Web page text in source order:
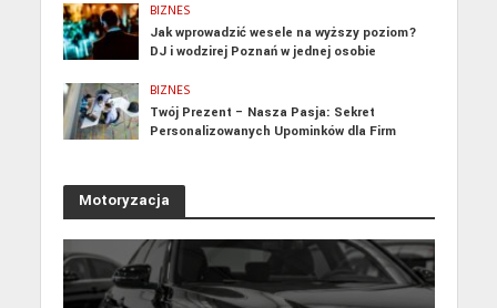
BIZNES
Jak wprowadzić wesele na wyższy poziom?
DJ i wodzirej Poznań w jednej osobie
BIZNES
Twój Prezent – Nasza Pasja: Sekret
Personalizowanych Upominków dla Firm
Motoryzacja